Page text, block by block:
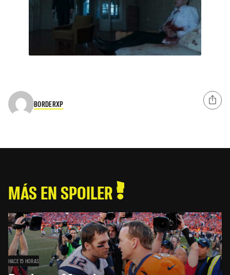
BORDERXP
MÁS EN SPOILER
HACE 15 HORAS